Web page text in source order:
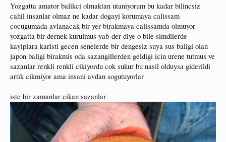
Yozgatta amator balikci olmaktan utaniyorum bu kadar bilincsiz
cahil insanlar olmaz ne kadar dogayi korumaya calissam
cocugumada avlanacak bir yer birakmaya calissamda olmuyor
yozgatta bir dernek kurulmus yab-der diye o bile simdilerde
kayiplara karisti gecen senelerde bir dengesiz suya sus baligi olan
japon baligi birakmis oda sazangillerden geldigi icin urene tutmus ve
sazanlar renkli renkli cikiyordu cok sukur bu nasil olduysa giderildi
artik cikmiyor ama insani avdan sogutuyorlar
iste bir zamanlar cikan sazanlar